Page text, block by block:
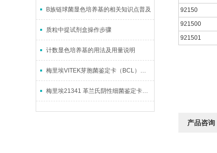
B族链球菌显色培养基的相关知识点普及
质粒中提试剂盒操作步骤
计数显色培养基的用法及用量说明
梅里埃VITEK芽胞菌鉴定卡（BCL）实操应用与使用要点
梅里埃21341 革兰氏阴性细菌鉴定卡说明书
92150
921500
921501
产品咨询